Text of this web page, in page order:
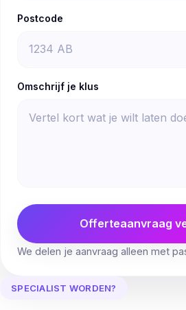
Postcode
Omschrijf je klus
Offerteaanvraag
We delen je aanvraag alleen met
SPECIALIST WORDEN?